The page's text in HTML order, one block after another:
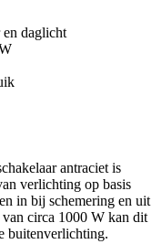
en daglicht
antraciet is
verlichting op basis
in bij schemering en uit
circa 1000 W kan dit
buitenverlichting.